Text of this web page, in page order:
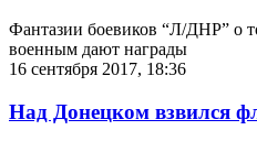
Фантазии боевиков “Л/ДНР” о
военным дают награды
16 сентября 2017, 18:36
Над Донецком взвился